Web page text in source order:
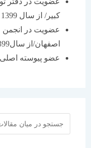
کبیر/ از سال 1399 تا 1401
عضویت در انجمن
اصفهان/از سال1399 تا 1400
عضو پیوسته اصلی